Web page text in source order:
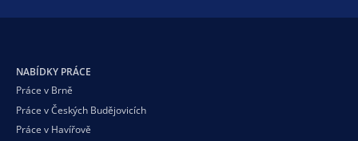
NABÍDKY PRÁCE
Práce v Brně
Práce v Českých Budějovicích
Práce v Havířově